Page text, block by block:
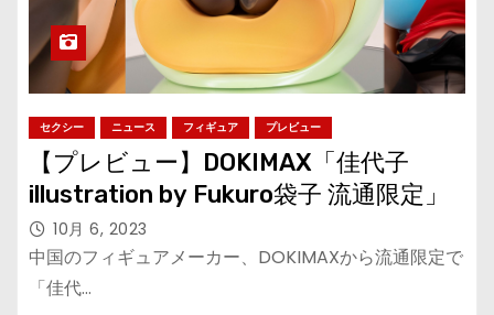
セクシー ニュース フィギュア プレビュー
【プレビュー】DOKIMAX「佳代子
illustration by Fukuro袋子 流通限定」
10月 6, 2023
中国のフィギュアメーカー、DOKIMAXから流通限定で
「佳代…